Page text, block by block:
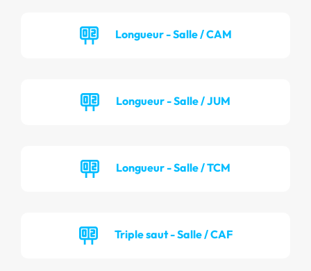
Longueur - Salle / CAM
Longueur - Salle / JUM
Longueur - Salle / TCM
Triple saut - Salle / CAF